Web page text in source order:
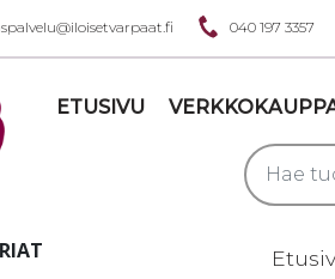
040 197 3357
ETUSIVU